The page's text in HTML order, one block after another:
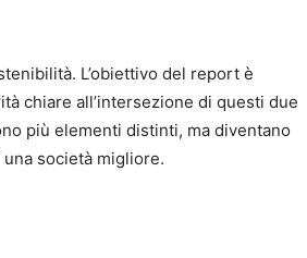
L’obiettivo del report è
chiare all’intersezione di questi due
più elementi distinti, ma diventano
società migliore.